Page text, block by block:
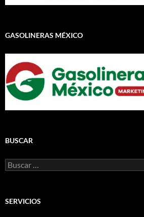
GASOLINERAS MÉXICO
BUSCAR
Buscar:
SERVICIOS